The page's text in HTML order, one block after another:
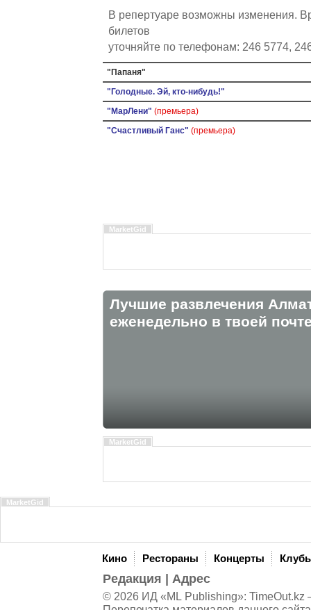
В репертуаре возможны изменения.
билетов
уточняйте по телефонам: 246 5774,
"Папаня"
"Голодные. Эй, кто-нибудь!"
"МарЛени" (премьера)
"Счастливый Ганс" (премьера)
MarketGid
Лучшие развлечения
eженедельно в твоей
MarketGid
MarketGid
Кино Рестораны Концерты
Редакция Адрес
© 2026 ИД «ML Publishing»: TimeOut.kz